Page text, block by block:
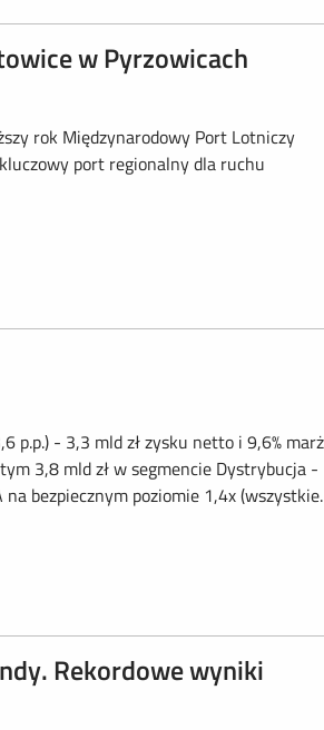
w Pyrzowicach
rok Międzynarodowy Port Lotniczy
port regionalny dla ruchu
p.p.) - 3,3 mld zł zysku netto i 9,6%
3,8 mld zł w segmencie Dystrybucja -
bezpiecznym poziomie 1,4x
Rekordowe wyniki